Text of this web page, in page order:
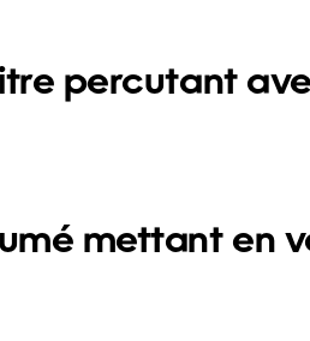
percutant
mettant en